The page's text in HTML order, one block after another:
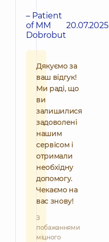
– Patient
of MM
Dobrobut
20.07.2025
Дякуємо за
ваш відгук!
Ми раді, що
ви
залишилися
задоволені
нашим
сервісом і
отримали
необхідну
допомогу.
Чекаємо на
вас знову!
З
побажаннями
міцного